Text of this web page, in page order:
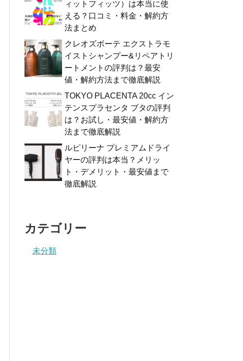
ィットフィッツ）は本当に使
える？口コミ・料金・解約方
法まとめ
クレオズボーテ エクストラモ
イストシャンプー&リペアトリ
ートメントの評判は？最安
値・解約方法まで徹底解説
TOKYO PLACENTA 20cc イン
テンスプラセンタ ブタの評判
は？お試し・最安値・解約方
法まで徹底解説
ルピリーナ プレミアムドライ
ヤーの評判は本当？メリッ
ト・デメリット・最安値まで
徹底解説
カテゴリー
未分類